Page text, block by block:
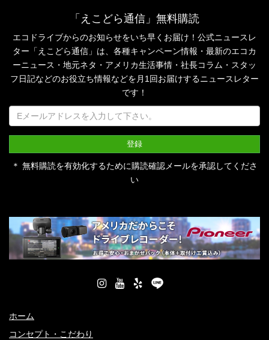
「えこどら通信」無料購読
エコドライブからのお知らせをいち早くお届け！公式ニュースレ
ター「えこどら通信」は、 各種キャンペーン情報・最新のエコカ
ーニュース・地元ネタ・アメリカ生活事情・社長コラム・ スタッ
フ日記などのお役立ち情報などを月1回お届けするニュースレター
です！
＊ 無料購読を有効化するために購読確認メールを承認してくださ
い
ホーム
コンセプト・こだわり